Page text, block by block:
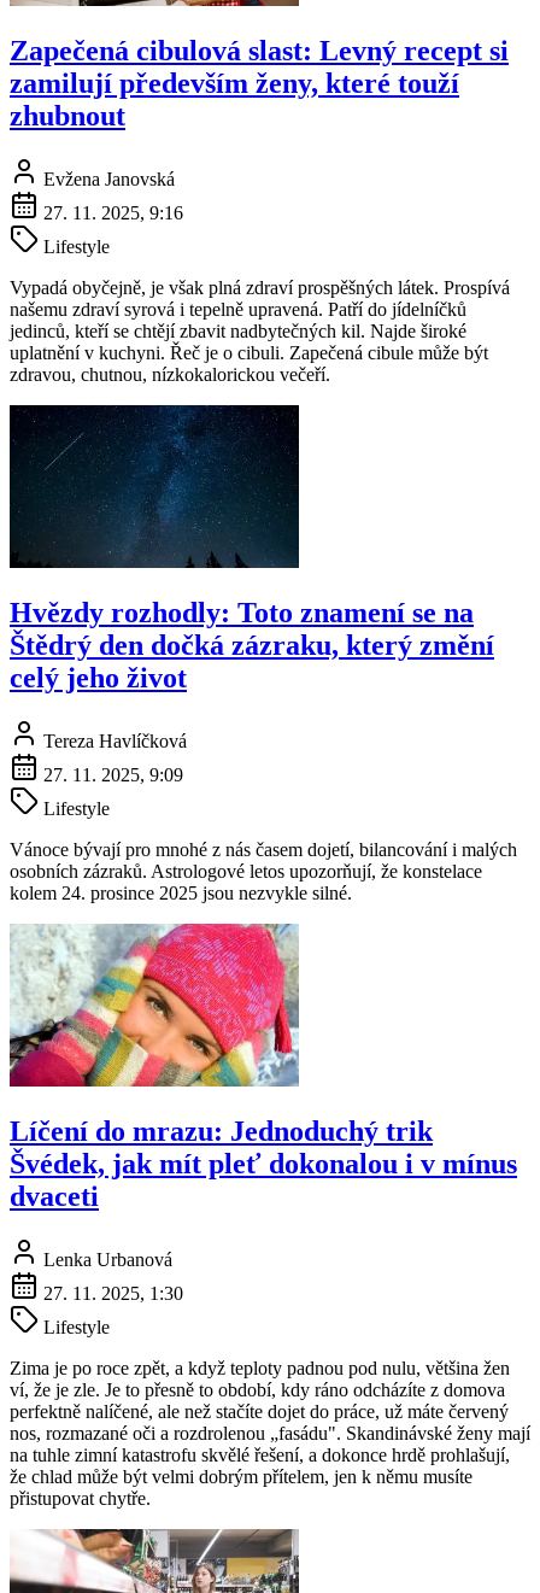
Zapečená cibulová slast: Levný recept si
zamilují především ženy, které touží
zhubnout
Evžena Janovská
27. 11. 2025, 9:16
Lifestyle
Vypadá obyčejně, je však plná zdraví prospěšných látek. Prospívá
našemu zdraví syrová i tepelně upravená. Patří do jídelníčků
jedinců, kteří se chtějí zbavit nadbytečných kil. Najde široké
uplatnění v kuchyni. Řeč je o cibuli. Zapečená cibule může být
zdravou, chutnou, nízkokalorickou večeří.
Hvězdy rozhodly: Toto znamení se na
Štědrý den dočká zázraku, který změní
celý jeho život
Tereza Havlíčková
27. 11. 2025, 9:09
Lifestyle
Vánoce bývají pro mnohé z nás časem dojetí, bilancování i malých
osobních zázraků. Astrologové letos upozorňují, že konstelace
kolem 24. prosince 2025 jsou nezvykle silné.
Líčení do mrazu: Jednoduchý trik
Švédek, jak mít pleť dokonalou i v mínus
dvaceti
Lenka Urbanová
27. 11. 2025, 1:30
Lifestyle
Zima je po roce zpět, a když teploty padnou pod nulu, většina žen
ví, že je zle. Je to přesně to období, kdy ráno odcházíte z domova
perfektně nalíčené, ale než stačíte dojet do práce, už máte červený
nos, rozmazané oči a rozdrolenou „fasádu". Skandinávské ženy mají
na tuhle zimní katastrofu skvělé řešení, a dokonce hrdě prohlašují,
že chlad může být velmi dobrým přítelem, jen k němu musíte
přistupovat chytře.